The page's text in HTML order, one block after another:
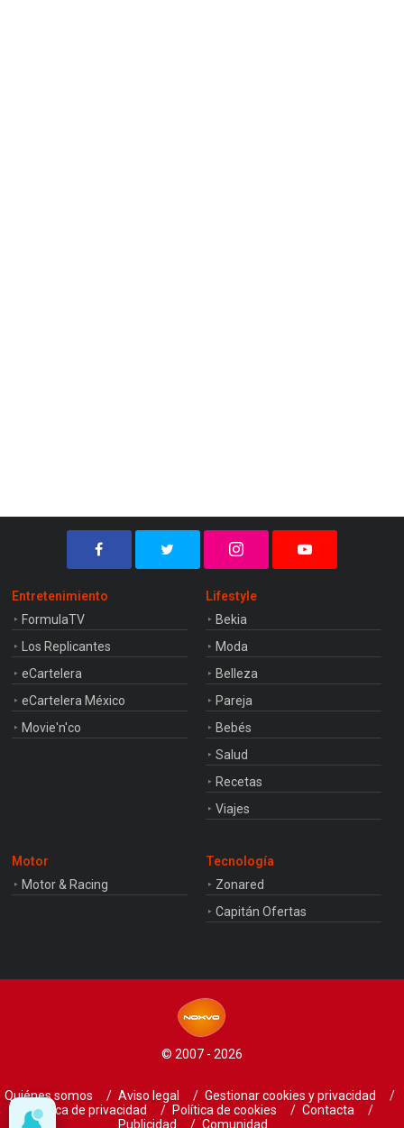
Entretenimiento
FormulaTV
Los Replicantes
eCartelera
eCartelera México
Movie'n'co
Lifestyle
Bekia
Moda
Belleza
Pareja
Bebés
Salud
Recetas
Viajes
Motor
Motor & Racing
Tecnología
Zonared
Capitán Ofertas
© 2007 - 2026
Quiénes somos Aviso legal
Gestionar cookies y privacidad
Política de privacidad
Política de cookies
Contacta
Publicidad
Comunidad